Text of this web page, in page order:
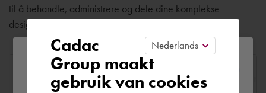
til å behandle, administrere og dele dine komplekse
designprosesser på en intelligent måte.
Maskin- og utstyrskonstruksjon
Please confirm your current
region
Cadac
Group maakt
gebruik van cookies